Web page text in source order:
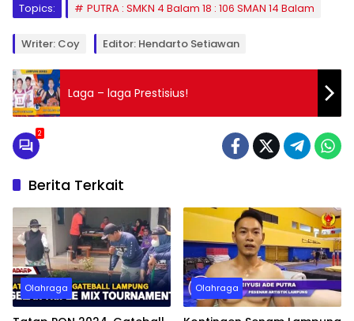
Topics:
PUTRA : SMKN 4 Balam 18 : 106 SMAN 14 Balam
Writer: Coy Editor: Hendarto Setiawan
Laga – laga Prestisius!
2
Berita Terkait
Olahraga Olahraga